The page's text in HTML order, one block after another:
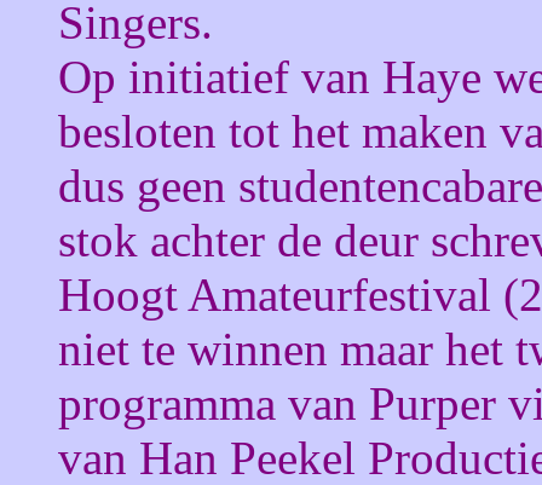
Singers.
Op initiatief van Haye
besloten tot het maken
dus geen
stok achter de deur
Hoogt Amateurfestival
niet te winnen maar het
programma van Purper
van Han Peekel